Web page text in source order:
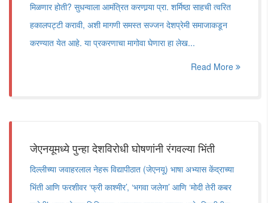
मिळणार होती? सुधन्वाला आमंत्रित करणार्‍या प्रा. शर्मिष्ठा साहची त्वरित
हकालपट्टी करावी, अशी मागणी समस्त सज्जन देशप्रेमी समाजाकडून
करण्यात येत आहे. या प्रकरणाचा मागोवा घेणारा हा लेख...
Read More
जेएनयूमध्ये पुन्हा देशविरोधी घोषणांनी रंगवल्या भिंती
दिल्लीच्या जवाहरलाल नेहरू विद्यापीठात (जेएनयू) भाषा अभ्यास केंद्राच्या
भिंती आणि फरशीवर ‘फ्री काश्मीर’, ‘भगवा जलेगा’ आणि ‘मोदी तेरी कबर